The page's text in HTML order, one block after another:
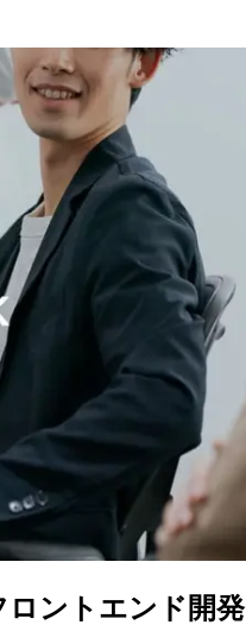
ロントエンド開発